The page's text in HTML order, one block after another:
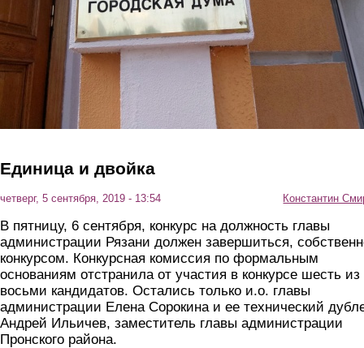
Единица и двойка
четверг, 5 сентября, 2019 - 13:54 Константин
В пятницу, 6 сентября, конкурс на должность главы
администрации Рязани должен завершиться,
конкурсом. Конкурсная комиссия по формальным
основаниям отстранила от участия в конкурсе шесть из
восьми кандидатов. Остались только и.о. главы
администрации Елена Сорокина и ее технический
Андрей Ильичев, заместитель главы администрации
Пронского района.